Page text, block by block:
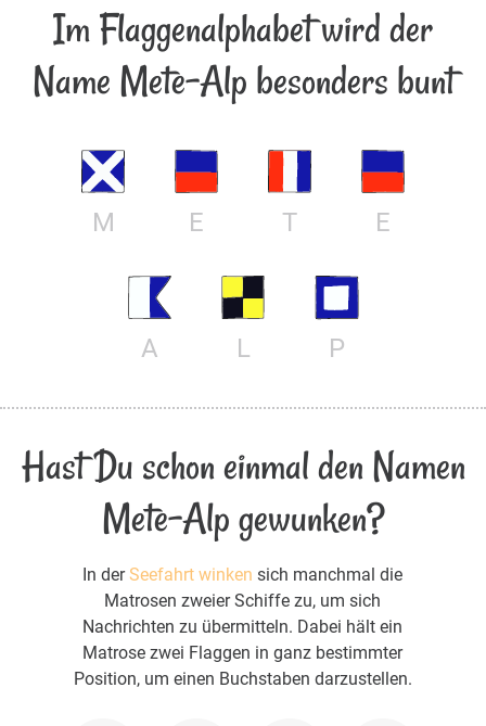
Im Flaggenalphabet wird der
Name Mete-Alp besonders bunt
M E T E
A L P
Hast Du schon einmal den Namen
Mete-Alp gewunken?
In derSeefahrt winken sich manchmal die
Matrosen zweier Schiffe zu, um sich
Nachrichten zu übermitteln. Dabei hält ein
Matrose zwei Flaggen in ganz bestimmter
Position, um einen Buchstaben darzustellen.